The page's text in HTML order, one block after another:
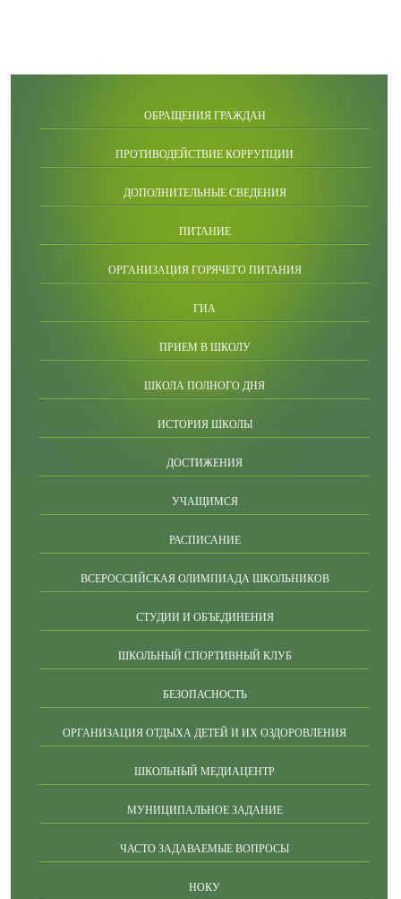
ОБРАЩЕНИЯ ГРАЖДАН
ПРОТИВОДЕЙСТВИЕ КОРРУПЦИИ
ДОПОЛНИТЕЛЬНЫЕ СВЕДЕНИЯ
ПИТАНИЕ
ОРГАНИЗАЦИЯ ГОРЯЧЕГО ПИТАНИЯ
ГИА
ПРИЕМ В ШКОЛУ
ШКОЛА ПОЛНОГО ДНЯ
ИСТОРИЯ ШКОЛЫ
ДОСТИЖЕНИЯ
УЧАЩИМСЯ
РАСПИСАНИЕ
ВСЕРОССИЙСКАЯ ОЛИМПИАДА ШКОЛЬНИКОВ
СТУДИИ И ОБЪЕДИНЕНИЯ
ШКОЛЬНЫЙ СПОРТИВНЫЙ КЛУБ
БЕЗОПАСНОСТЬ
ОРГАНИЗАЦИЯ ОТДЫХА ДЕТЕЙ И ИХ ОЗДОРОВЛЕНИЯ
ШКОЛЬНЫЙ МЕДИАЦЕНТР
МУНИЦИПАЛЬНОЕ ЗАДАНИЕ
ЧАСТО ЗАДАВАЕМЫЕ ВОПРОСЫ
НОКУ